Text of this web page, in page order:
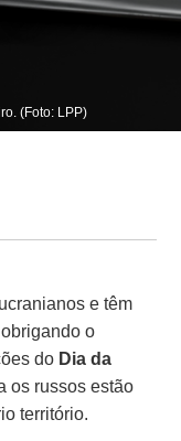
(Foto: LPP)
e têm
o
do Dia da
os russos estão
território.